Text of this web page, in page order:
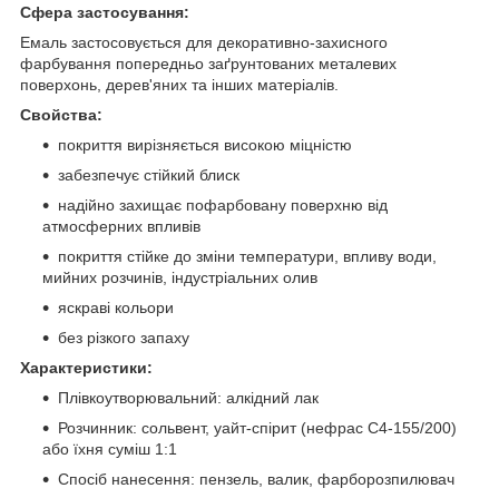
Сфера застосування:
Емаль застосовується для декоративно-захисного
фарбування попередньо заґрунтованих металевих
поверхонь, дерев'яних та інших матеріалів.
Свойства:
покриття вирізняється високою міцністю
забезпечує стійкий блиск
надійно захищає пофарбовану поверхню від
атмосферних впливів
покриття стійке до зміни температури, впливу води,
мийних розчинів, індустріальних олив
яскраві кольори
без різкого запаху
Характеристики:
Плівкоутворювальний: алкідний лак
Розчинник: сольвент, уайт-спірит (нефрас С4-155/200)
або їхня суміш 1:1
Спосіб нанесення: пензель, валик, фарборозпилювач